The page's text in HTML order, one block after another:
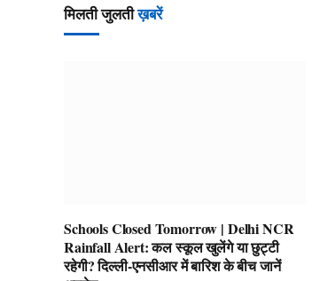
मिलती जुलतीख़बरें
Schools Closed Tomorrow | Delhi NCR
Rainfall Alert: कल स्कूल खुलेंगे या छुट्टी
रहेगी? दिल्ली-एनसीआर में बारिश के बीच जानें